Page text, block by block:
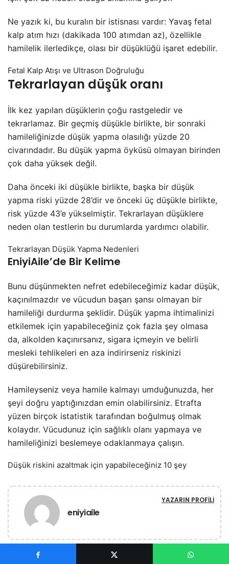
Ne yazık ki, bu kuralın bir istisnası vardır: Yavaş fetal
kalp atım hızı (dakikada 100 atımdan az), özellikle
hamilelik ilerledikçe, olası bir düşüklüğü işaret edebilir.
Fetal Kalp Atışı ve Ultrason Doğruluğu
Tekrarlayan düşük oranı
İlk kez yapılan düşüklerin çoğu rastgeledir ve
tekrarlamaz. Bir geçmiş düşükle birlikte, bir sonraki
hamileliğinizde düşük yapma olasılığı yüzde 20
civarındadır. Bu düşük yapma öyküsü olmayan birinden
çok daha yüksek değil.
Daha önceki iki düşükle birlikte, başka bir düşük
yapma riski yüzde 28’dir ve önceki üç düşükle birlikte,
risk yüzde 43’e yükselmiştir. Tekrarlayan düşüklere
neden olan testlerin bu durumlarda yardımcı olabilir.
Tekrarlayan Düşük Yapma Nedenleri
EniyiAile’de Bir Kelime
Bunu düşünmekten nefret edebileceğimiz kadar düşük,
kaçınılmazdır ve vücudun başarı şansı olmayan bir
hamileliği durdurma şeklidir. Düşük yapma ihtimalinizi
etkilemek için yapabileceğiniz çok fazla şey olmasa
da, alkolden kaçınırsanız, sigara içmeyin ve belirli
mesleki tehlikeleri en aza indirirseniz riskinizi
düşürebilirsiniz.
Hamileyseniz veya hamile kalmayı umduğunuzda, her
şeyi doğru yaptığınızdan emin olabilirsiniz. Etrafta
yüzen birçok istatistik tarafından boğulmuş olmak
kolaydır. Vücudunuz için sağlıklı olanı yapmaya ve
hamileliğinizi beslemeye odaklanmaya çalışın.
Düşük riskini azaltmak için yapabileceğiniz 10 şey
eniyiaile
YAZARIN PROFILI